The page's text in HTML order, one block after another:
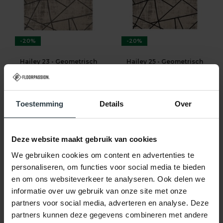
Toestemming Details Over
Deze website maakt gebruik van cookies
We gebruiken cookies om content en advertenties te
personaliseren, om functies voor social media te bieden
en om ons websiteverkeer te analyseren. Ook delen we
informatie over uw gebruik van onze site met onze
partners voor social media, adverteren en analyse. Deze
partners kunnen deze gegevens combineren met andere
-20%
Hailey 23 - Geometrisch
Hailey 23 - Geometrisch
op voorraad
★★★★★
249,- 199,-
SHOP NU
-20%
Hailey 25 - Geometrisch
op voorraad
(1)
249,- 199,-
SHOP NU